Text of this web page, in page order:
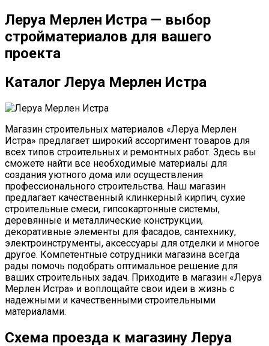
Леруа Мерлен Истра — выбор
стройматериалов для вашего
проекта
Каталог Леруа Мерлен Истра
Магазин строительных материалов «Леруа Мерлен
Истра» предлагает широкий ассортимент товаров для
всех типов строительных и ремонтных работ. Здесь вы
сможете найти все необходимые материалы для
создания уютного дома или осуществления
профессионального строительства. Наш магазин
предлагает качественный клинкерный кирпич, сухие
строительные смеси, гипсокартонные системы,
деревянные и металлические конструкции,
декоративные элементы для фасадов, сантехнику,
электроинструменты, аксессуары для отделки и многое
другое. Компетентные сотрудники магазина всегда
рады помочь подобрать оптимальное решение для
ваших строительных задач. Приходите в магазин «Леруа
Мерлен Истра» и воплощайте свои идеи в жизнь с
надежными и качественными строительными
материалами.
Схема проезда к магазину Леруа